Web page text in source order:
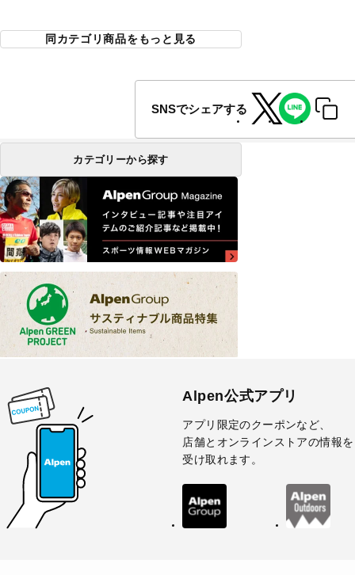
同カテゴリ商品をもっと見る
SNSでシェアする
カテゴリーから探す
Alpen公式アプリ
アプリ限定のクーポンなど、
店舗とオンラインストアの情報を
受け取れます。